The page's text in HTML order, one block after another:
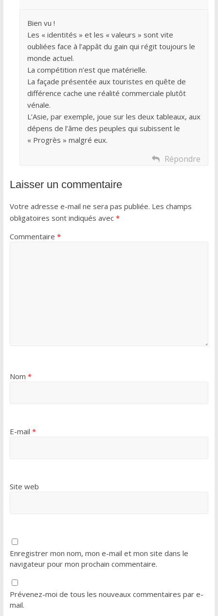
Bien vu !
Les « identités » et les « valeurs » sont vite
oubliées face à l’appât du gain qui régit toujours le
monde actuel.
La compétition n’est que matérielle.
La façade présentée aux touristes en quête de
différence cache une réalité commerciale plutôt
vénale.
L’Asie, par exemple, joue sur les deux tableaux, aux
dépens de l’âme des peuples qui subissent le
« Progrès » malgré eux.
Répondre
Laisser un commentaire
Votre adresse e-mail ne sera pas publiée. Les champs
obligatoires sont indiqués avec *
Commentaire *
Nom *
E-mail *
Site web
Enregistrer mon nom, mon e-mail et mon site dans le
navigateur pour mon prochain commentaire.
Prévenez-moi de tous les nouveaux commentaires par e-
mail.